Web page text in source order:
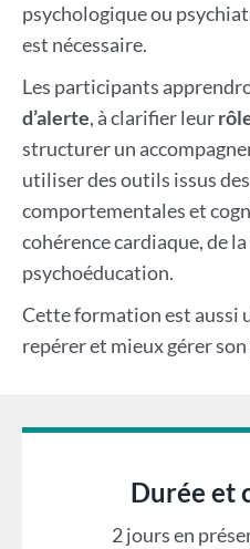
psychologique ou
est nécessaire.
Les participants
d’alerte, à clarifier leur
structurer un
utiliser des outils issus
comportementales et
cohérence cardiaque, de
psychoéducation.
Cette formation est aussi
repérer et mieux gérer
Durée et
2 jours en